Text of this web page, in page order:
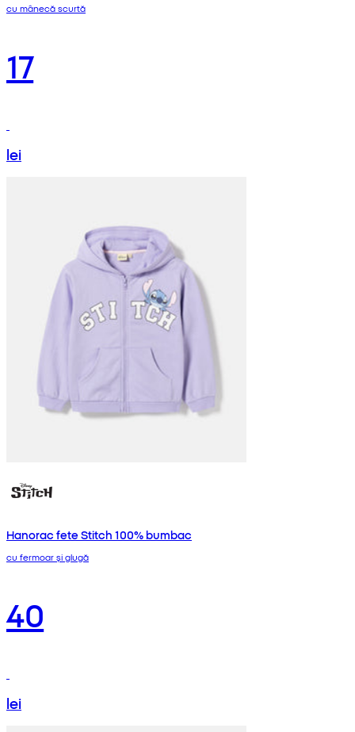
cu mânecă scurtă
17
lei
Hanorac fete Stitch 100% bumbac
cu fermoar și glugă
40
lei